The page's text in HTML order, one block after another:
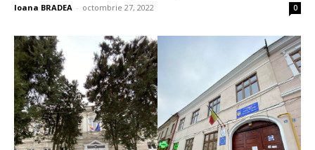
Ioana BRADEA - octombrie 27, 2022 0